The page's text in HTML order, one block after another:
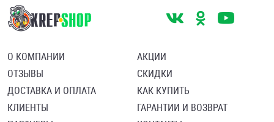
О КОМПАНИИ
ОТЗЫВЫ
ДОСТАВКА И ОПЛАТА
КЛИЕНТЫ
АКЦИИ
СКИДКИ
КАК КУПИТЬ
ГАРАНТИИ И ВОЗВРАТ